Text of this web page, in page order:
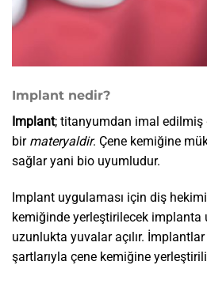
Implant nedir?
Implant; titanyumdan imal edilmiş
bir materyaldir. Çene kemiğine
sağlar yani bio uyumludur.
Implant uygulaması için diş
kemiğinde yerleştirilecek implanta
uzunlukta yuvalar açılır.
şartlarıyla çene kemiğine